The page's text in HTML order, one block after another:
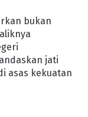
bukan
jati
asas kekuatan